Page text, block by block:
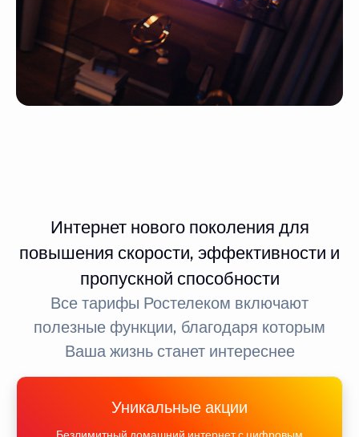
Интернет нового поколения для
повышения скорости, эффективности и
пропускной способности
Все тарифы Ростелеком включают
полезные функции, благодаря которым
Ваша жизнь станет интереснее
Уникальные акции